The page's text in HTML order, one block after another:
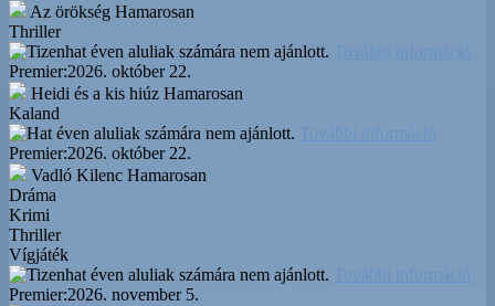
Az örökség Hamarosan
Thriller
További információ
Premier:2026. október 22.
Heidi és a kis hiúz Hamarosan
Kaland
További információ
Premier:2026. október 22.
Vadló Kilenc Hamarosan
Dráma
Krimi
Thriller
Vígjáték
További információ
Premier:2026. november 5.